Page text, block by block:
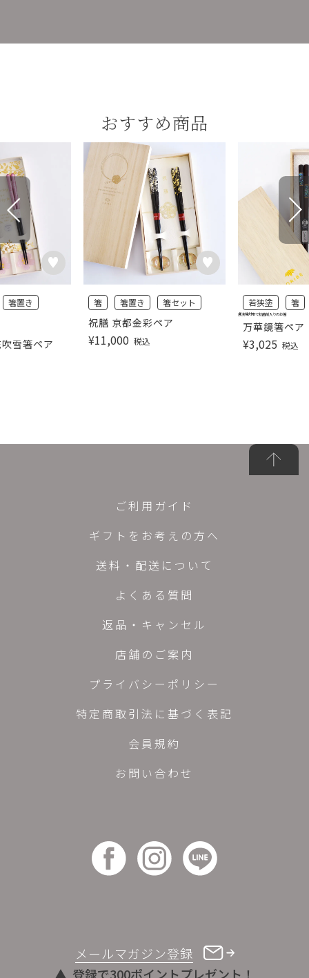
おすすめ商品
雪箸ペア
箸置き
祝膳 京都金彩ペア
箸 箸置き 箸セット
¥11,000 税込
万華鏡箸ペア
若狭塗 箸
¥3,025 税込
食洗機対応で抗菌剤入りのお箸
メールマガジン登録
登録で300ポイントプレゼント！
ご利用ガイド
ギフトをお考えの方へ
送料・配送について
よくある質問
返品・キャンセル
店舗のご案内
プライバシーポリシー
特定商取引法に基づく表記
会員規約
お問い合わせ